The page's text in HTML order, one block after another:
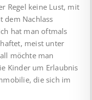
Regel keine Lust, mit
dem Nachlass
hat man oftmals
meist unter
möchte man
Kinder um Erlaubnis
die sich im